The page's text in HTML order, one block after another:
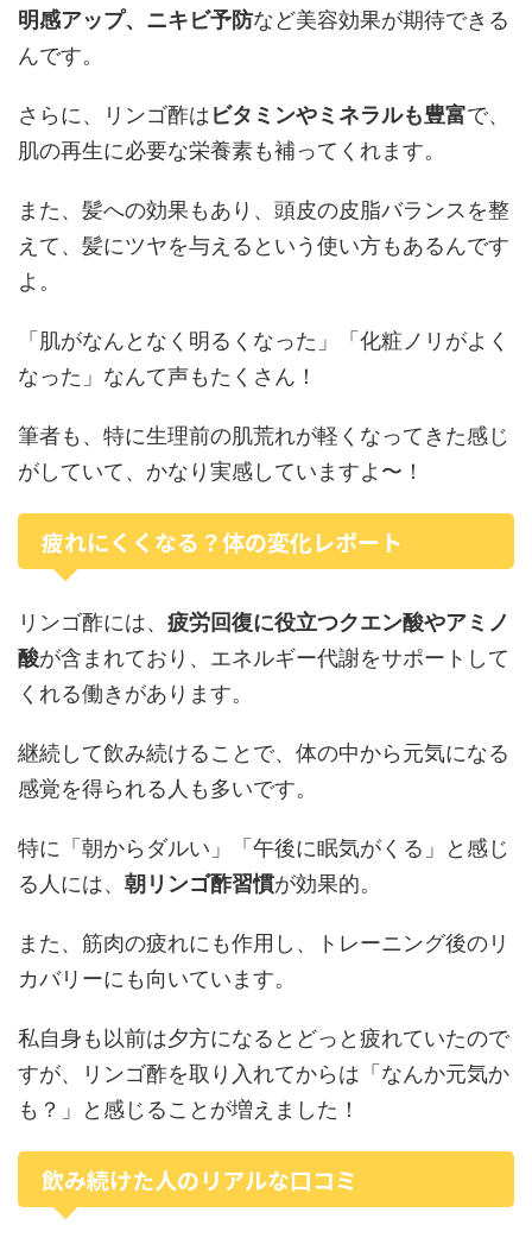
明感アップ、ニキビ予防など美容効果が期待できる
んです。
さらに、リンゴ酢はビタミンやミネラルも豊富で、
肌の再生に必要な栄養素も補ってくれます。
また、髪への効果もあり、頭皮の皮脂バランスを整
えて、髪にツヤを与えるという使い方もあるんです
よ。
「肌がなんとなく明るくなった」「化粧ノリがよく
なった」なんて声もたくさん！
筆者も、特に生理前の肌荒れが軽くなってきた感じ
がしていて、かなり実感していますよ〜！
疲れにくくなる？体の変化レポート
リンゴ酢には、 疲労回復に役立つクエン酸やアミノ
酸が含まれており、エネルギー代謝をサポートして
くれる働きがあります。
継続して飲み続けることで、体の中から元気になる
感覚を得られる人も多いです。
特に「朝からダルい」「午後に眠気がくる」と感じ
る人には、 朝リンゴ酢習慣が効果的。
また、筋肉の疲れにも作用し、トレーニング後のリ
カバリーにも向いています。
私自身も以前は夕方になるとどっと疲れていたので
すが、リンゴ酢を取り入れてからは「なんか元気か
も？」と感じることが増えました！
飲み続けた人のリアルな口コミ